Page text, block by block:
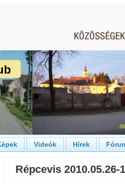
Videók Hírek
Répcevis 2010.05.26-